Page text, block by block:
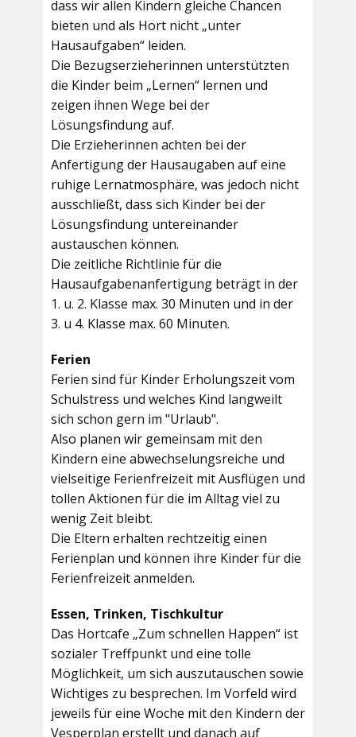
dass wir allen Kindern gleiche Chancen
bieten und als Hort nicht „unter
Hausaufgaben“ leiden.
Die Bezugserzieherinnen unterstützten
die Kinder beim „Lernen“ lernen und
zeigen ihnen Wege bei der
Lösungsfindung auf.
Die Erzieherinnen achten bei der
Anfertigung der Hausaugaben auf eine
ruhige Lernatmosphäre, was jedoch nicht
ausschließt, dass sich Kinder bei der
Lösungsfindung untereinander
austauschen können.
Die zeitliche Richtlinie für die
Hausaufgabenanfertigung beträgt in der
1. u. 2. Klasse max. 30 Minuten und in der
3. u 4. Klasse max. 60 Minuten.
Ferien
Ferien sind für Kinder Erholungszeit vom
Schulstress und welches Kind langweilt
sich schon gern im "Urlaub".
Also planen wir gemeinsam mit den
Kindern eine abwechselungsreiche und
vielseitige Ferienfreizeit mit Ausflügen und
tollen Aktionen für die im Alltag viel zu
wenig Zeit bleibt.
Die Eltern erhalten rechtzeitig einen
Ferienplan und können ihre Kinder für die
Ferienfreizeit anmelden.
Essen, Trinken, Tischkultur
Das Hortcafe „Zum schnellen Happen“ ist
sozialer Treffpunkt und eine tolle
Möglichkeit, um sich auszutauschen sowie
Wichtiges zu besprechen. Im Vorfeld wird
jeweils für eine Woche mit den Kindern der
Vesperplan erstellt und danach auf